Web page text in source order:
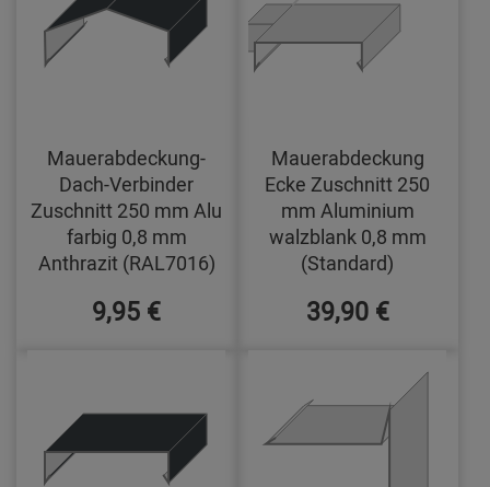
Mauerabdeckung-
Dach-Verbinder
Zuschnitt 250 mm Alu
farbig 0,8 mm
Anthrazit (RAL7016)
9,95 €
Mauerabdeckung
Ecke Zuschnitt 250
mm Aluminium
walzblank 0,8 mm
(Standard)
39,90 €